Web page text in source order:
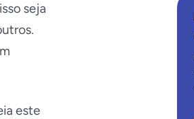
seja
este